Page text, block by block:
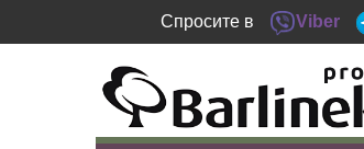
Спросите в Viber